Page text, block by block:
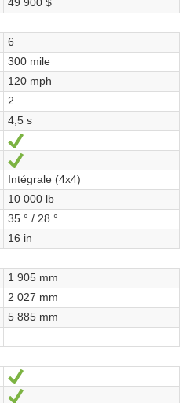
6
300 mile
120 mph
2
4,5 s
Oui
Intégrale (4x4)
10 000 lb
35 ° / 28 °
16 in
1 905 mm
2 027 mm
5 885 mm
Oui